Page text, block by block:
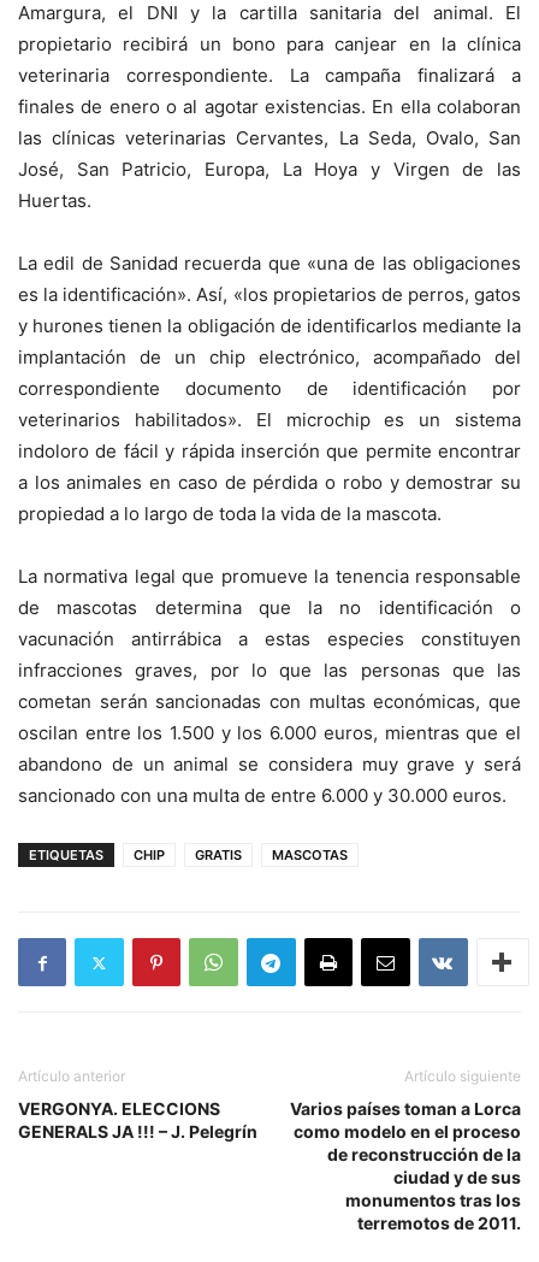
Amargura, el DNI y la cartilla sanitaria del animal. El
propietario recibirá un bono para canjear en la clínica
veterinaria correspondiente. La campaña finalizará a
finales de enero o al agotar existencias. En ella colaboran
las clínicas veterinarias Cervantes, La Seda, Ovalo, San
José, San Patricio, Europa, La Hoya y Virgen de las
Huertas.
La edil de Sanidad recuerda que «una de las obligaciones
es la identificación». Así, «los propietarios de perros, gatos
y hurones tienen la obligación de identificarlos mediante la
implantación de un chip electrónico, acompañado del
correspondiente documento de identificación por
veterinarios habilitados». El microchip es un sistema
indoloro de fácil y rápida inserción que permite encontrar
a los animales en caso de pérdida o robo y demostrar su
propiedad a lo largo de toda la vida de la mascota.
La normativa legal que promueve la tenencia responsable
de mascotas determina que la no identificación o
vacunación antirrábica a estas especies constituyen
infracciones graves, por lo que las personas que las
cometan serán sancionadas con multas económicas, que
oscilan entre los 1.500 y los 6.000 euros, mientras que el
abandono de un animal se considera muy grave y será
sancionado con una multa de entre 6.000 y 30.000 euros.
ETIQUETAS CHIP GRATIS MASCOTAS
Artículo anterior
VERGONYA. ELECCIONS
GENERALS JA !!! – J. Pelegrín
Artículo siguiente
Varios países toman a Lorca
como modelo en el proceso
de reconstrucción de la
ciudad y de sus
monumentos tras los
terremotos de 2011.